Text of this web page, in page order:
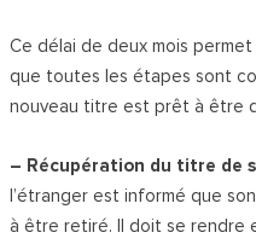
Ce délai de deux mois permet
que toutes les étapes sont
nouveau titre est prêt à être
– Récupération du titre de
l’étranger est informé que
à être retiré. Il doit se rendre